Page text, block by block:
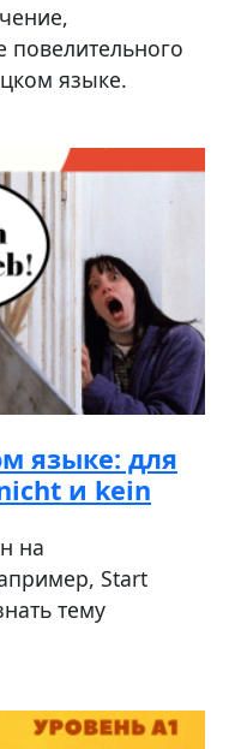
повелительного
языке.
языке: для
и kein
на
Start
тему